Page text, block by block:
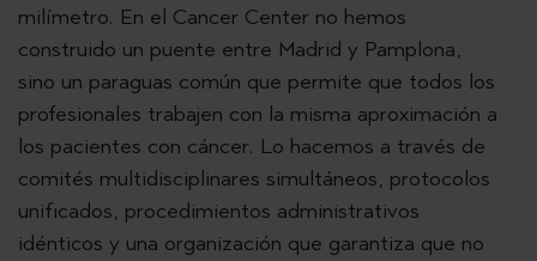
milímetro. En el Cancer Center no hemos
construido un puente entre Madrid y Pamplona,
sino un paraguas común que permite que todos los
profesionales trabajen con la misma aproximación a
los pacientes con cáncer. Lo hacemos a través de
comités multidisciplinares simultáneos, protocolos
unificados, procedimientos administrativos
idénticos y una organización que garantiza que no